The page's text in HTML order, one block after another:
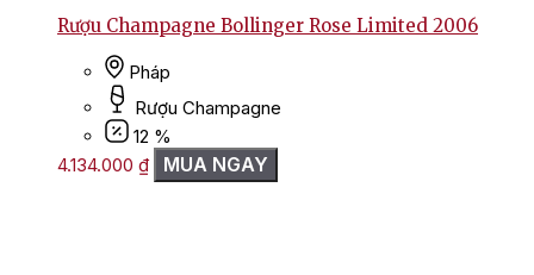
Rượu Champagne Bollinger Rose Limited 2006
Pháp
Rượu Champagne
12 %
4.134.000 ₫ MUA NGAY